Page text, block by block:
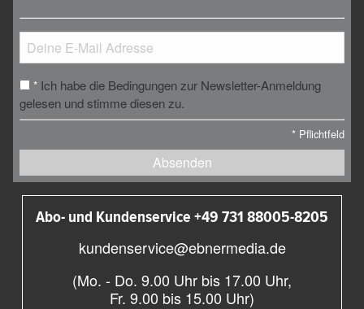
* Ich habe die Bedingungen zur Newsletter-Anmeldung
gelesen und stimme diesen zu.
* Pflichtfeld
Absenden
Abo- und Kundenservice +49 731 88005-8205
kundenservice@ebnermedia.de
(Mo. - Do. 9.00 Uhr bis 17.00 Uhr,
Fr. 9.00 bis 15.00 Uhr)